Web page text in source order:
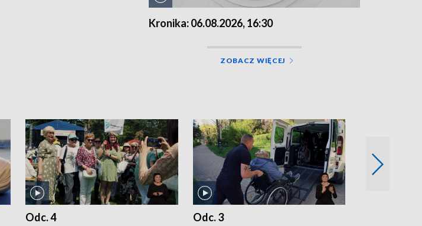
Kronika: 06.08.2026, 16:30
ZOBACZ WIĘCEJ
Odc. 4 Odc. 3